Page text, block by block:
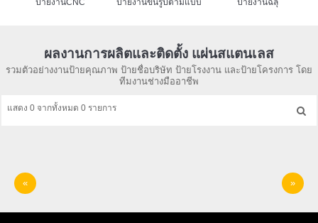
ป้ายงานCNC ป้ายงานขึ้นรูปตามแบบ ป้ายงานฉลุ
ผลงานการผลิตและติดตั้ง แผ่นสแตนเลส
รวมตัวอย่างงานป้ายคุณภาพ ป้ายชื่อบริษัท ป้ายโรงงาน และป้ายโครงการ โดย
ทีมงานช่างมืออาชีพ
แสดง 0 จากทั้งหมด 0 รายการ
« »